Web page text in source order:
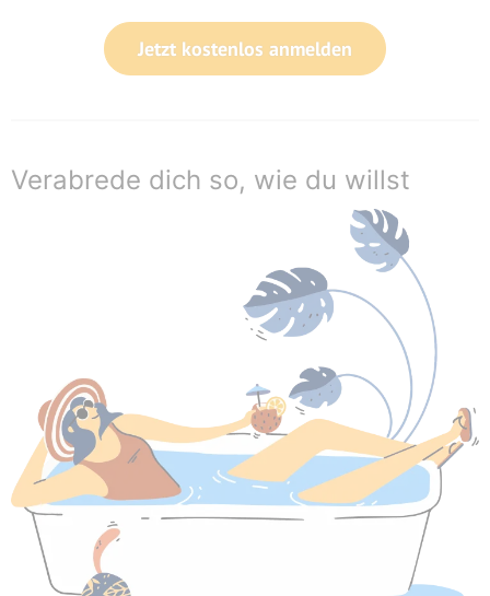
Jetzt kostenlos anmelden
Verabrede dich so, wie du willst